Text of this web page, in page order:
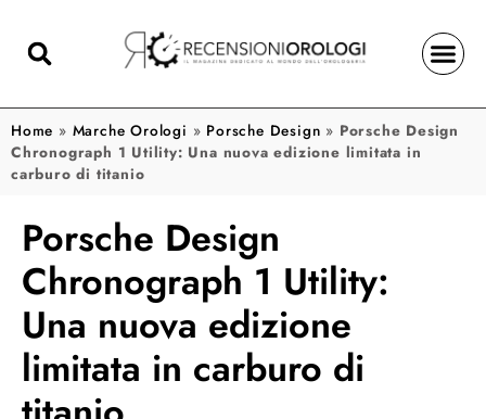
Home » Marche Orologi » Porsche Design » Porsche Design
Chronograph 1 Utility: Una nuova edizione limitata in
carburo di titanio
Porsche Design
Chronograph 1 Utility:
Una nuova edizione
limitata in carburo di